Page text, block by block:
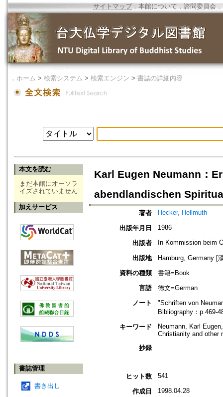
サイトマップ．本館について ． 諮問委員会 ．
． ホーム > 検索システム > 検索エンジン > 書誌の詳細内容
本文を読む
まだ本館にオーソラ
イズされていません
加えサービス
書誌管理
書き出し
Karl Eugen Neumann：
abendlandischen
著者 Hecker, Hellmuth
出版年月日 1986
出版者 In Kommission beim
出版地
Hamburg, Germany [
資料の種類
書籍=Book
言語
德文=German
ノート
"Schriften von
Bibliography：p.469-
キーワード
Neumann, Karl
Christianity and other
抄録
ヒット数 541
作成日 1998.04.28